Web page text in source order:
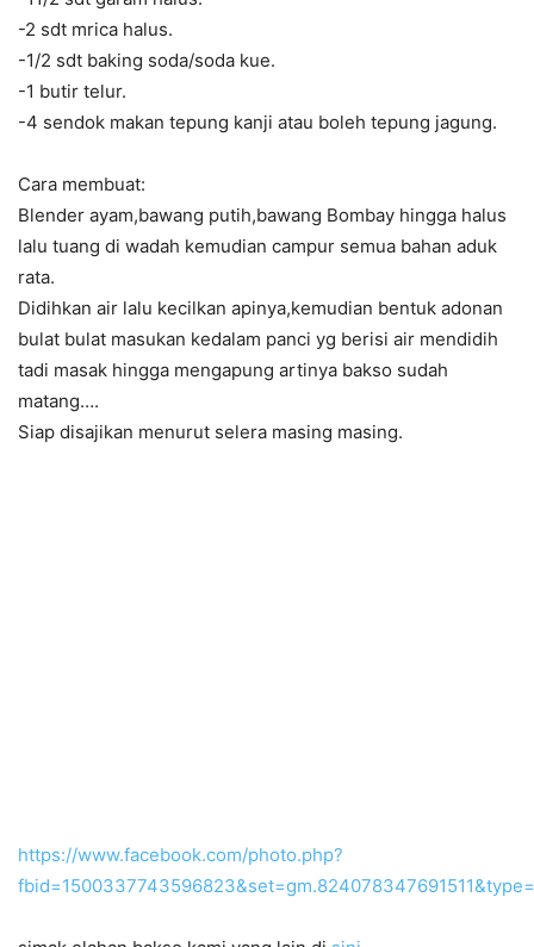
-2 sdt mrica halus.
-1/2 sdt baking soda/soda kue.
-1 butir telur.
-4 sendok makan tepung kanji atau boleh tepung jagung.
Cara membuat:
Blender ayam,bawang putih,bawang Bombay hingga halus
lalu tuang di wadah kemudian campur semua bahan aduk
rata.
Didihkan air lalu kecilkan apinya,kemudian bentuk adonan
bulat bulat masukan kedalam panci yg berisi air mendidih
tadi masak hingga mengapung artinya bakso sudah
matang….
Siap disajikan menurut selera masing masing.
https://www.facebook.com/photo.php?